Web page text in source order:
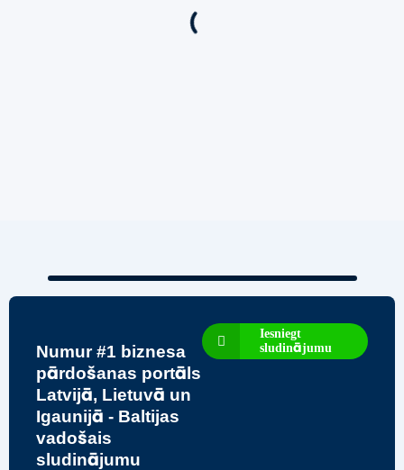
Numur #1 biznesa
pārdošanas portāls
Latvijā, Lietuvā un
Igaunijā - Baltijas
vadošais
sludinājumu
Iesniegt
sludinājumu